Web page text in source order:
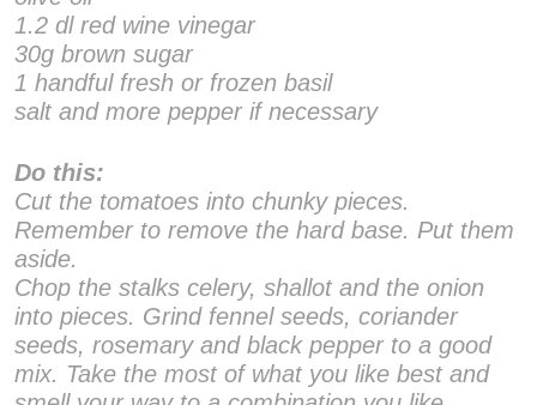
1.2 dl red wine vinegar
30g brown sugar
1 handful fresh or frozen basil
salt and more pepper if necessary
Do this:
Cut the tomatoes into chunky pieces.
Remember to remove the hard base. Put them
aside.
Chop the stalks celery, shallot and the onion
into pieces. Grind fennel seeds, coriander
seeds, rosemary and black pepper to a good
mix. Take the most of what you like best and